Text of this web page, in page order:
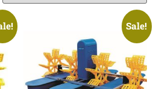
Sale!